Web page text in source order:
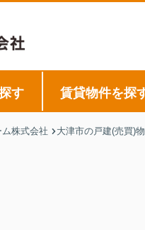
す 賃貸物件を探
株式会社 大津市の戸建(売買)